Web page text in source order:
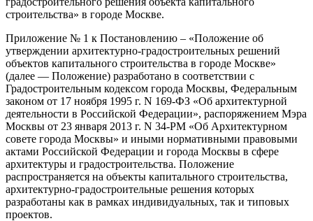
строительства» в городе Москве.
Приложение № 1 к Постановлению – «Положение об
утверждении архитектурно-градостроительных решений
объектов капитального строительства в городе Москве»
(далее — Положение) разработано в соответствии с
Градостроительным кодексом города Москвы, Федеральным
законом от 17 ноября 1995 г. N 169-ФЗ «Об архитектурной
деятельности в Российской Федерации», распоряжением Мэра
Москвы от 23 января 2013 г. N 34-РМ «Об Архитектурном
совете города Москвы» и иными нормативными правовыми
актами Российской Федерации и города Москвы в сфере
архитектуры и градостроительства. Положение
распространяется на объекты капитального строительства,
архитектурно-градостроительные решения которых
разработаны как в рамках индивидуальных, так и типовых
проектов.